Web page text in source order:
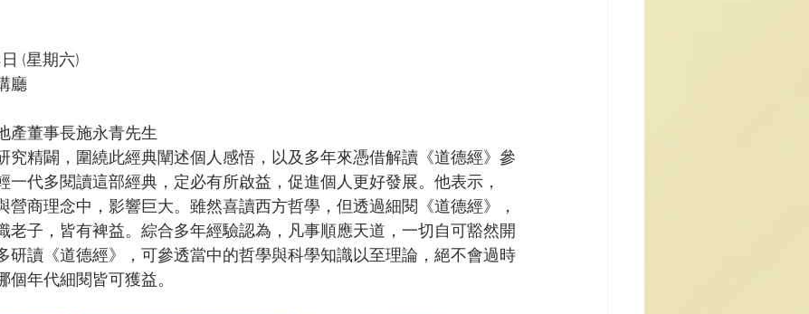
(星期六)
廳
產董事長施永青先生
究精闢，圍繞此經典闡述個人感悟，以及多年來憑借解讀《道德經》參
一代多閱讀這部經典，定必有所啟益，促進個人更好發展。他表示，
營商理念中，影響巨大。雖然喜讀西方哲學，但透過細閱《道德經》，
老子，皆有裨益。綜合多年經驗認為，凡事順應天道，一切自可豁然開
研讀《道德經》，可參透當中的哲學與科學知識以至理論，絕不會過時
年代細閱皆可獲益。